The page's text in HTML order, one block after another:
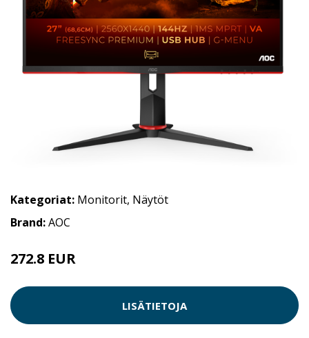
Kategoriat: Monitorit, Näytöt
Brand:AOC
272.8 EUR
LISÄTIETOJA